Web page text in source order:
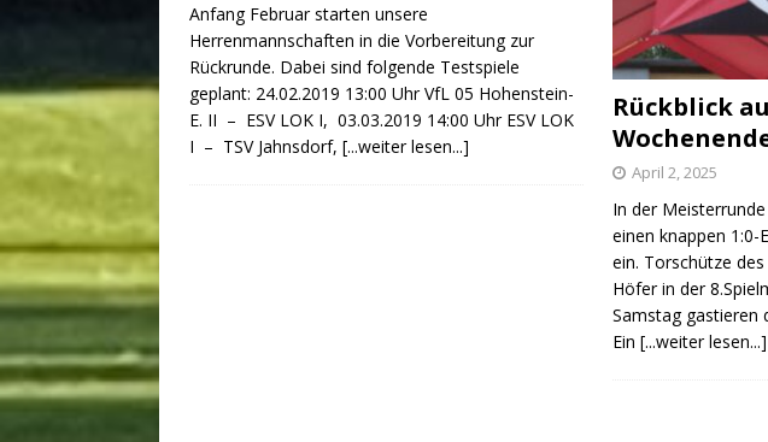
Anfang Februar starten unsere
Herrenmannschaften in die Vorbereitung zur
Rückrunde. Dabei sind folgende Testspiele
geplant: 24.02.2019 13:00 Uhr VfL 05 Hohenstein-
E. II – ESV LOK I, 03.03.2019 14:00 Uhr ESV LOK
I – TSV Jahnsdorf, [...weiter lesen...]
Rückblick
April 2, 2025
In der
einen knappen 1:0-
ein. Torschütze
Höfer in der
Samstag gastieren
Ein [...weiter lesen...]